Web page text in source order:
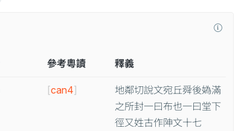
參考粵讀 釋義
[can4]
地鄰切說文宛丘舜後媯滿
之所封一曰布也一曰堂下
徑又姓古作𨸬文十七